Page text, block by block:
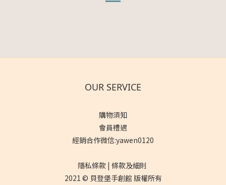
OUR SERVICE
購物須知
會員禮遇
經銷合作微信:yawen0120
隱私條款 | 條款及細則
2021 © 貝登堡手創館 版權所有